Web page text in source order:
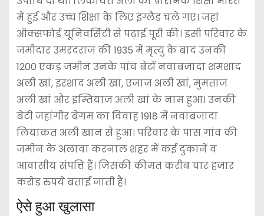
में हुई और उच्च शिक्षा के लिए इंग्लैंड चले गए। जहां
ऑक्सफोर्ड यूनिवर्सिटी से पढ़ाई पूरी की। इसी परिवार के
जमीदार उमरदराज की 1935 में मृत्यु के बाद उनकी
1200 एकड़ जमीन उनके पांच बेटों नवाबजादा शमशाद
अली खां, इरशाद अली खां, एजाज अली खां, मुमताज
अली खां और इम्तियाज अली खां के नाम हुआ। उनकी
बेटी जहांगीर बेगम का विवाह 1918 में नवाबजादा
लियाकत अली खान से हुआ। परिवार के पास गांव की
जमीन के अलावा करनाल शहर में कई दुकानें व
आवासीय संपत्ति हैं। जिसकी कीमत करीब चार हजार
करोड़ रुपये बताई जाती है।
ऐसे हुआ खुलासा